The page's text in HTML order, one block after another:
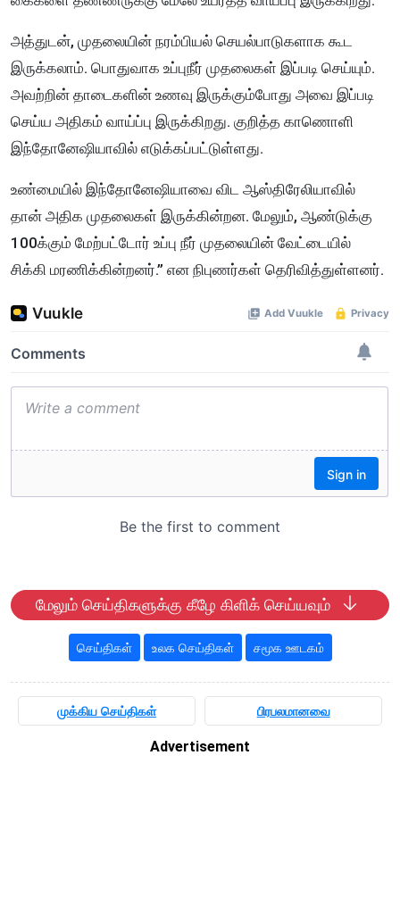
அத்துடன், முதலையின் நரம்பியல் செயல்பாடுகளாக கூட
இருக்கலாம். பொதுவாக உப்புநீர் முதலைகள் இப்படி செய்யும்.
அவற்றின் தாடைகளின் உணவு இருக்கும்போது அவை இப்படி
செய்ய அதிகம் வாய்ப்பு இருக்கிறது. குறித்த காணொளி
இந்தோனேஷியாவில் எடுக்கப்பட்டுள்ளது.
உண்மையில் இந்தோனேஷியாவை விட ஆஸ்திரேலியாவில்
தான் அதிக முதலைகள் இருக்கின்றன. மேலும், ஆண்டுக்கு
100க்கும் மேற்பட்டோர் உப்பு நீர் முதலையின் வேட்டையில்
சிக்கி மரணிக்கின்றனர்.” என நிபுணர்கள் தெரிவித்துள்ளனர்.
மேலும் செய்திகளுக்கு கீழே கிளிக் செய்யவும்
செய்திகள் உலக செய்திகள் சமூக ஊடகம்
முக்கிய செய்திகள் பிரபலமானவை
Advertisement